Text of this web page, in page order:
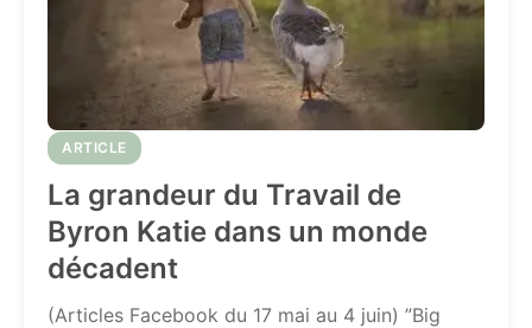
ARTICLE
La grandeur du Travail de
Byron Katie dans un monde
décadent
(Articles Facebook du 17 mai au 4 juin) ”Big